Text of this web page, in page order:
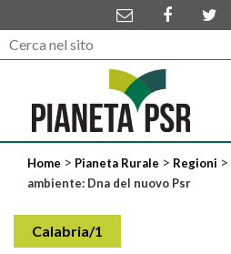
Home > Pianeta Rurale > Regioni >
ambiente: Dna del nuovo Psr
Calabria/1